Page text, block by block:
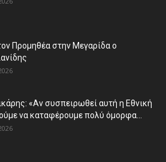
Προμηθέα στην Μεγαρίδα ο
«Αν συσπειρωθεί αυτή η Εθνική
να καταφέρουμε πολύ όμορφα...